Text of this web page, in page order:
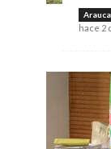
Arauca
hace 2